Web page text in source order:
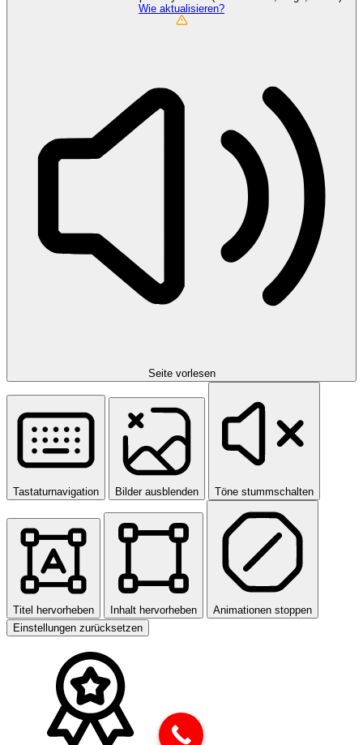
Wie aktualisieren?
Seite vorlesen
Tastaturnavigation Bilder ausblenden Töne stummschalten
Titel hervorheben Inhalt hervorheben
Animationen stoppen
Einstellungen zurücksetzen